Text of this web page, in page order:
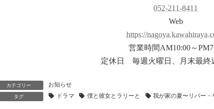
052-211-8411
Web
https://
営業時間AM10:00～
定休日 毎週火曜日、月末最終
カテゴリー お知らせ
タグ ドラマ 僕と彼女とラリーと 我が家の夏〜リバー